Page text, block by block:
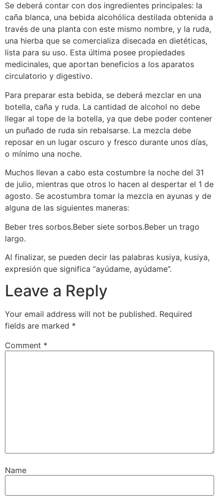
Se deberá contar con dos ingredientes principales: la
caña blanca, una bebida alcohólica destilada obtenida a
través de una planta con este mismo nombre, y la ruda,
una hierba que se comercializa disecada en dietéticas,
lista para su uso. Esta última posee propiedades
medicinales, que aportan beneficios a los aparatos
circulatorio y digestivo.
Para preparar esta bebida, se deberá mezclar en una
botella, caña y ruda. La cantidad de alcohol no debe
llegar al tope de la botella, ya que debe poder contener
un puñado de ruda sin rebalsarse. La mezcla debe
reposar en un lugar oscuro y fresco durante unos días,
o mínimo una noche.
Muchos llevan a cabo esta costumbre la noche del 31
de julio, mientras que otros lo hacen al despertar el 1 de
agosto. Se acostumbra tomar la mezcla en ayunas y de
alguna de las siguientes maneras:
Beber tres sorbos.Beber siete sorbos.Beber un trago
largo.
Al finalizar, se pueden decir las palabras kusiya, kusiya,
expresión que significa “ayúdame, ayúdame”.
Leave a Reply
Your email address will not be published. Required
fields are marked *
Comment *
Name